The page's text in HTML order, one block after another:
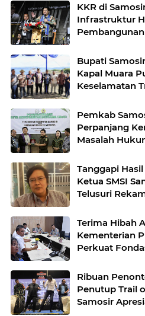
KKR di
Infrastruktur
Bupati
Kapal Muara
Keselamatan
Pemkab
Perpanjang
Masalah
Tanggapi
Ketua SMSI
Telusuri
Terima Hibah
Kementerian
Perkuat
Ribuan
Penutup Trail
Samosir